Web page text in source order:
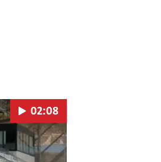
02:08